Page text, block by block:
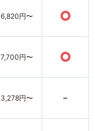
6,820円〜 ○
7,700円〜 ○
3,278円〜 -